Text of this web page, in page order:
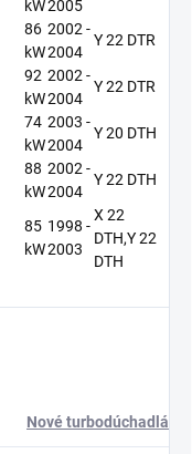
kW2005
86
kW
2002 -
2004
Y 22 DTR
92
kW
2002 -
2004
Y 22 DTR
74
kW
2003 -
2004
Y 20 DTH
88
kW
2002 -
2004
Y 22 DTH
85
kW
1998 -
2003
X 22
DTH,Y 22
DTH
Nové turbodúchadlá